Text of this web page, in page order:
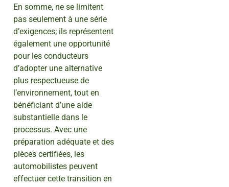
En somme, ne se limitent
pas seulement à une série
d’exigences; ils représentent
également une opportunité
pour les conducteurs
d’adopter une alternative
plus respectueuse de
l’environnement, tout en
bénéficiant d’une aide
substantielle dans le
processus. Avec une
préparation adéquate et des
pièces certifiées, les
automobilistes peuvent
effectuer cette transition en